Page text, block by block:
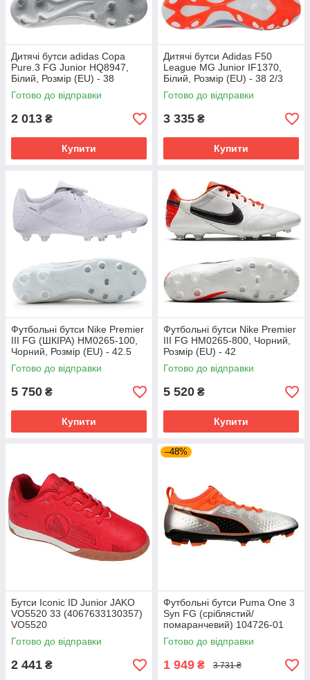
Дитячі бутси adidas Copa
Pure.3 FG Junior HQ8947,
Білий, Розмір (EU) - 38
Готово до відправки
2 013 ₴
Купити
Дитячі бутси Adidas F50
League MG Junior IF1370,
Білий, Розмір (EU) - 38 2/3
Готово до відправки
3 335 ₴
Купити
Футбольні бутси Nike Premier
III FG (ШКІРА) HM0265-100,
Чорний, Розмір (EU) - 42.5
Готово до відправки
5 750 ₴
Купити
Футбольні бутси Nike Premier
III FG HM0265-800, Чорний,
Розмір (EU) - 42
Готово до відправки
5 520 ₴
Купити
Бутси Iconic ID Junior JAKO
VO5520 33 (4067633130357)
VO5520
Готово до відправки
2 441 ₴
–48%
Футбольні бутси Puma One 3
Syn FG (сріблястий/
помаранчевий) 104726-01
Розмір EU: 46
Готово до відправки
1 949 ₴ 3 731 ₴